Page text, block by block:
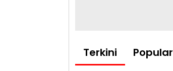
Terkini Popular